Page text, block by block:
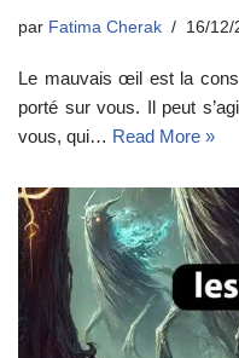
par Fatima Cherak 16/12/
Le mauvais œil est la
porté sur vous. Il peut
vous, qui… Read More »